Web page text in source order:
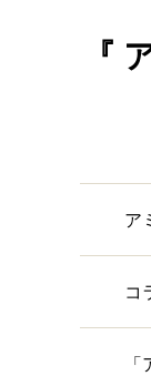
『
ア
コ